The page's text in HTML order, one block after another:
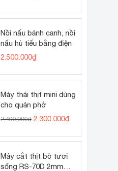
Nồi nấu bánh canh, nồi
nấu hủ tiếu bằng điện
2.500.000₫
Máy thái thịt mini dùng
cho quán phở
2.400.000₫ Giá
là:
2.300.000₫Giá
tại
Máy cắt thịt bò tươi
sống RS-70D 2mm